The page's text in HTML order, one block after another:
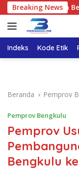
Langsung
ke
konten
Breaking News
Bersama Kader
Indeks Kode Etik
Beranda Pemprov
Pemprov Bengkulu
Pemprov
Bengkulu